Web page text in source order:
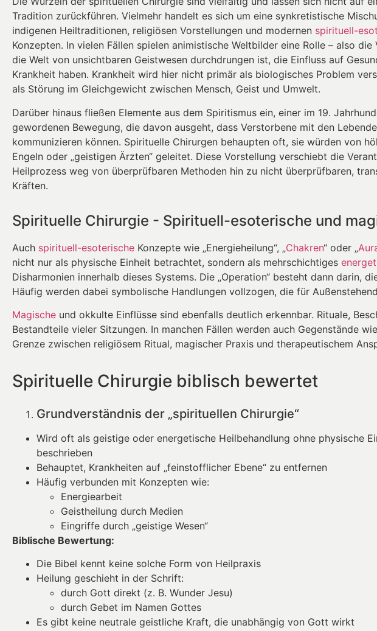
Tradition zurückführen. Vielmehr handelt es sich um eine synkretistische
indigenen Heiltraditionen, religiösen Vorstellungen und modernen spirituell-
Konzepten. In vielen Fällen spielen animistische Weltbilder eine Rolle – also die
die Welt von unsichtbaren Geistwesen durchdrungen ist, die Einfluss auf
Krankheit haben. Krankheit wird hier nicht primär als biologisches Problem
als Störung im Gleichgewicht zwischen Mensch, Geist und Umwelt.
Darüber hinaus fließen Elemente aus dem Spiritismus ein, einer im 19.
gewordenen Bewegung, die davon ausgeht, dass Verstorbene mit den
kommunizieren können. Spirituelle Chirurgen behaupten oft, sie würden von
Engeln oder „geistigen Ärzten“ geleitet. Diese Vorstellung verschiebt die
Heilprozess weg von überprüfbaren Methoden hin zu nicht überprüfbaren,
Kräften.
Spirituelle Chirurgie - Spirituell-esoterische und
Auch spirituell-esoterische Konzepte wie „Energieheilung“, „Chakren“ oder „
nicht nur als physische Einheit betrachtet, sondern als mehrschichtiges
Disharmonien innerhalb dieses Systems. Die „Operation“ besteht dann darin,
Häufig werden dabei symbolische Handlungen vollzogen, die für
Magische und okkulte Einflüsse sind ebenfalls deutlich erkennbar. Rituale,
Bestandteile vieler Sitzungen. In manchen Fällen werden auch Gegenstände wie
Grenze zwischen religiösem Ritual, magischer Praxis und therapeutischem
Spirituelle Chirurgie biblisch bewertet
Grundverständnis der „spirituellen Chirurgie“
Wird oft als geistige oder energetische Heilbehandlung ohne physische
beschrieben
Behauptet, Krankheiten auf „feinstofflicher Ebene“ zu entfernen
Häufig verbunden mit Konzepten wie:
Energiearbeit
Geistheilung durch Medien
Eingriffe durch „geistige Wesen“
Biblische Bewertung:
Die Bibel kennt keine solche Form von Heilpraxis
Heilung geschieht in der Schrift:
durch Gott direkt (z. B. Wunder Jesu)
durch Gebet im Namen Gottes
Es gibt keine neutrale geistliche Kraft, die unabhängig von Gott wirkt